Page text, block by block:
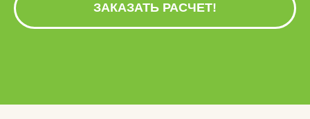
ЗАКАЗАТЬ РАСЧЕТ!